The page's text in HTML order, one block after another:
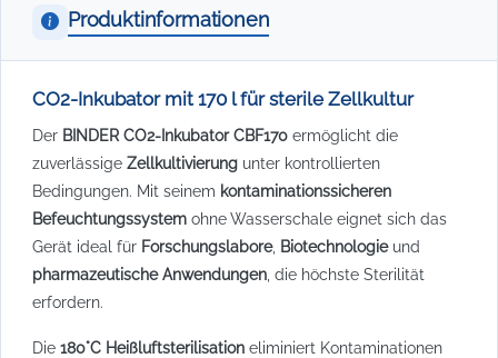
Produktinformationen
CO2-Inkubator mit 170 l für sterile Zellkultur
Der BINDER CO2-Inkubator CBF170 ermöglicht die
zuverlässige Zellkultivierung unter kontrollierten
Bedingungen. Mit seinem kontaminationssicheren
Befeuchtungssystem ohne Wasserschale eignet sich das
Gerät ideal für Forschungslabore, Biotechnologieund
pharmazeutische Anwendungen , die höchste Sterilität
erfordern.
Die 180°C Heißluftsterilisation eliminiert Kontaminationen